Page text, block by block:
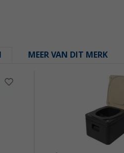
MEER VAN DIT MERK